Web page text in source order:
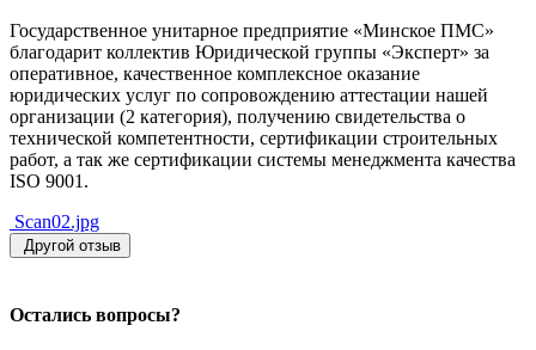
Государственное унитарное предприятие «Минское ПМС»
благодарит коллектив Юридической группы «Эксперт» за
оперативное, качественное комплексное оказание
юридических услуг по сопровождению аттестации нашей
организации (2 категория), получению свидетельства о
технической компетентности, сертификации строительных
работ, а так же сертификации системы менеджмента качества
ISO 9001.
Scan02.jpg
Другой отзыв
Остались вопросы?